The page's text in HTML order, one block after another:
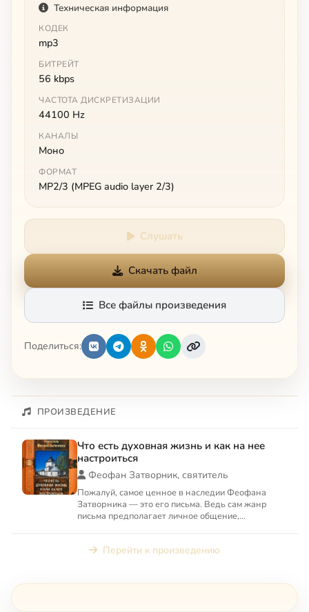
Техническая информация
КОДЕК
mp3
БИТРЕЙТ
56 kbps
ЧАСТОТА ДИСКРЕТИЗАЦИИ
44100 Hz
КАНАЛЫ
Моно
ФОРМАТ
MP2/3 (MPEG audio layer 2/3)
Слушать
Скачать файл
Все файлы произведения
Поделиться:
ПРОИЗВЕДЕНИЕ
Что есть духовная жизнь и как на нее
настроиться
Феофан Затворник, святитель
Пожалуй, самое ценное в наследии Феофана
Затворника — это его письма. Ведь сам жанр
письма предполагает личное общение,
Перейти к произведению